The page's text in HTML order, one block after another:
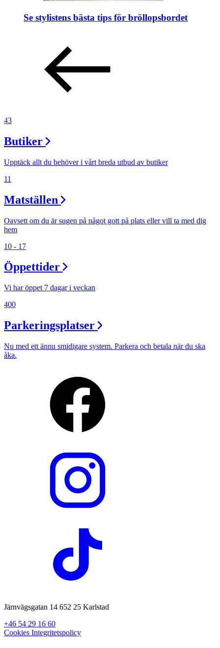
Se stylistens bästa tips för bröllopsbordet
43
Butiker
Upptäck allt du behöver i vårt breda utbud av butiker
11
Matställen
Oavsett om du är sugen på något gott på plats eller vill ta med dig
hem
10 - 17
Öppettider
Vi har öppet 7 dagar i veckan
400
Parkeringsplatser
Nu med ett ännu smidigare system. Parkera och betala när du ska
åka.
Järnvägsgatan 14 652 25 Karlstad
+46 54 29 16 60
Cookies Integritetspolicy